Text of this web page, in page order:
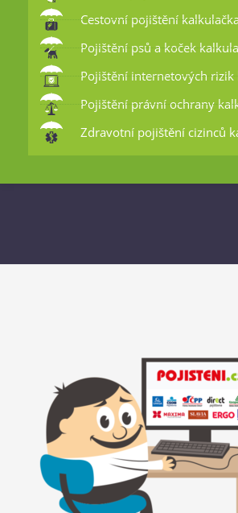
Cestovní pojištění
Pojištění psů a koček
Pojištění internetových rizik
Pojištění právní ochrany
Zdravotní pojištění cizinců